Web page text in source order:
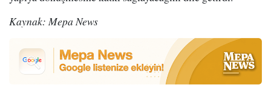
Kaynak: Mepa News